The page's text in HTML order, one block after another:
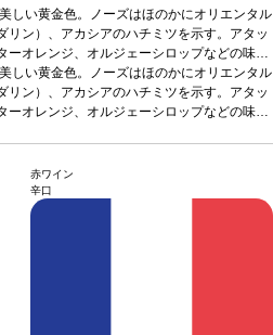
しい黄金色。ノーズはほのかにオリエンタル
リン）、アカシアのハチミツを示す。アタッ
ーオレンジ、オルジェーシロップなどの味わ
取れたストラクチャーが塩味とクリーミーな
取れている。フィニッシュは、ラ・クラープ
ートな塩味と、カリンやミネラルのタッチを
フレッシュな山羊のチーズや熟成した牛や羊
メンティーノ、ヴィオニエ
庫があり価格が同様の場合は自動的に次の
承ください。
しい黄金色。ノーズはほのかにオリエンタル
リン）、アカシアのハチミツを示す。アタッ
ーオレンジ、オルジェーシロップなどの味わ
ートな塩味と、カリンやミネラルのタッチを
ロマの余韻が美しく続き、タンニンは調和の
ラム肉とアプリコットのシチュー、繊細
フレッシュな山羊のチーズや熟成した牛や羊
ルメンティーノ、ヴィオニエ
赤ワイン
辛口